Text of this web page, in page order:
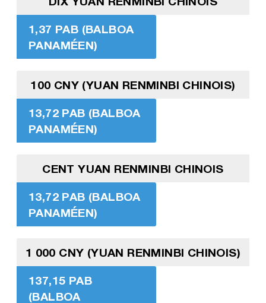
1,37 PAB (BALBOA
PANAMÉEN)
100 CNY (YUAN RENMINBI CHINOIS)
13,72 PAB (BALBOA
PANAMÉEN)
CENT YUAN RENMINBI CHINOIS
13,72 PAB (BALBOA
PANAMÉEN)
1 000 CNY (YUAN RENMINBI CHINOIS)
137,15 PAB
(BALBOA